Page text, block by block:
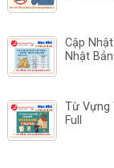
Cập
Nhật
Từ Vựng
Full